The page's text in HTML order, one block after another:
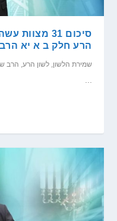
סיכום 31
הרע חלק ב א יא
שמירת הלשון,לשון הרע, הרב